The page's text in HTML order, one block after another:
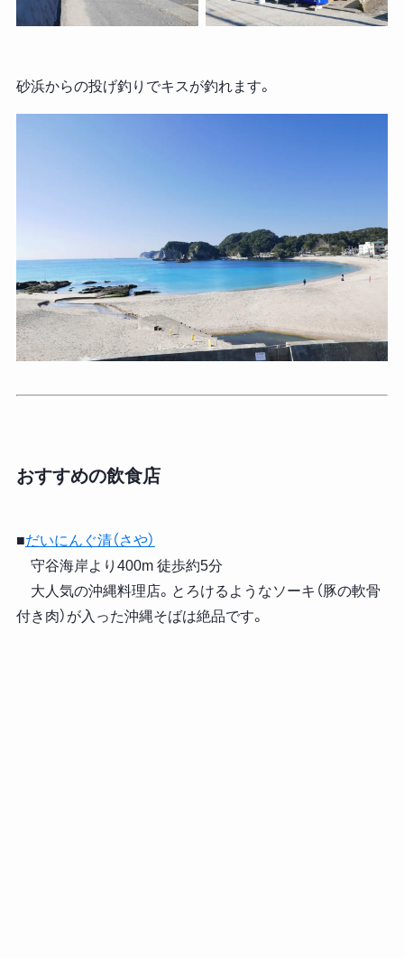
砂浜からの投げ釣りでキスが釣れます。
おすすめの飲食店
■だいにんぐ清（さや）
守谷海岸より400m 徒歩約5分
大人気の沖縄料理店。とろけるようなソーキ（豚の軟骨
付き肉）が入った沖縄そばは絶品です。